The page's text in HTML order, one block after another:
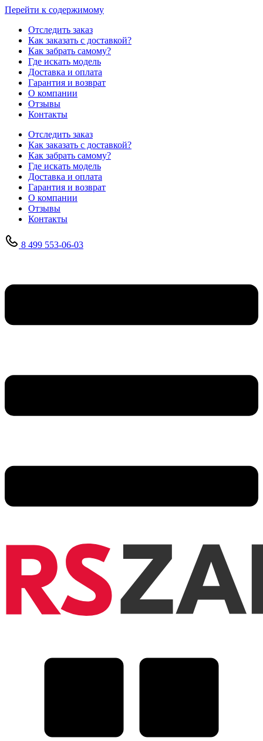
Перейти к содержимому
Отследить заказ
Как заказать с доставкой?
Как забрать самому?
Где искать модель
Доставка и оплата
Гарантия и возврат
О компании
Отзывы
Контакты
Отследить заказ
Как заказать с доставкой?
Как забрать самому?
Где искать модель
Доставка и оплата
Гарантия и возврат
О компании
Отзывы
Контакты
8 499 553-06-03